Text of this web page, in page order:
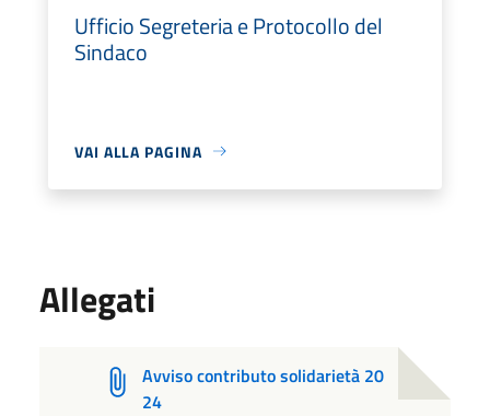
Ufficio Segreteria e Protocollo del
Sindaco
VAI ALLA PAGINA
Allegati
Avviso contributo solidarietà 20
24